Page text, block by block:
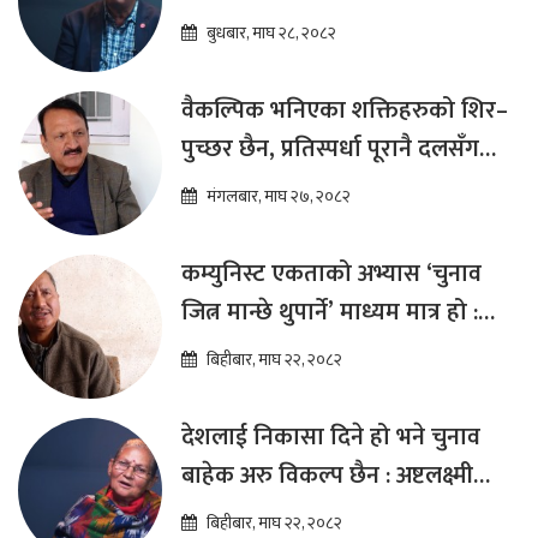
कार्यक्रम ल्याउनुपर्छ : हेमराज ढकाल
बुधबार, माघ २८, २०८२
वैकल्पिक भनिएका शक्तिहरुको शिर–
पुच्छर छैन, प्रतिस्पर्धा पूरानै दलसँग
हुन्छ : डा.प्रकाश शरण महत
मंगलबार, माघ २७, २०८२
कम्युनिस्ट एकताको अभ्यास ‘चुनाव
जित्न मान्छे थुपार्ने’ माध्यम मात्र हो :
विप्लव
बिहीबार, माघ २२, २०८२
देशलाई निकासा दिने हो भने चुनाव
बाहेक अरु विकल्प छैन : अष्टलक्ष्मी
शाक्यबिहीबार, माघ २२, २०८२